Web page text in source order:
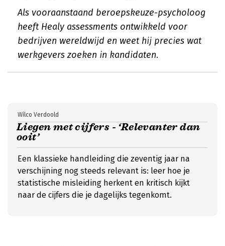
Als vooraanstaand beroepskeuze-psycholoog
heeft Healy assessments ontwikkeld voor
bedrijven wereldwijd en weet hij precies wat
werkgevers zoeken in kandidaten.
Liegen met cijfers - ‘Relevanter dan
ooit’
Wilco Verdoold
Een klassieke handleiding die zeventig jaar na
verschijning nog steeds relevant is: leer hoe je
statistische misleiding herkent en kritisch kijkt
naar de cijfers die je dagelijks tegenkomt.